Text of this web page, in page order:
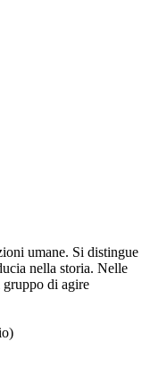
umane. Si distingue
nella storia. Nelle
gruppo di agire